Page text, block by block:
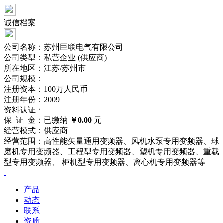
诚信档案
公司名称：苏州巨联电气有限公司
公司类型：私营企业 (供应商)
所在地区：江苏/苏州市
公司规模：
注册资本：100万人民币
注册年份：2009
资料认证：
保 证 金：已缴纳 ￥0.00 元
经营模式：供应商
经营范围：高性能矢量通用变频器、风机水泵专用变频器、球
磨机专用变频器、工程型专用变频器、塑机专用变频器、重载
型专用变频器、 柜机型专用变频器、离心机专用变频器等
产品
动态
联系
资质